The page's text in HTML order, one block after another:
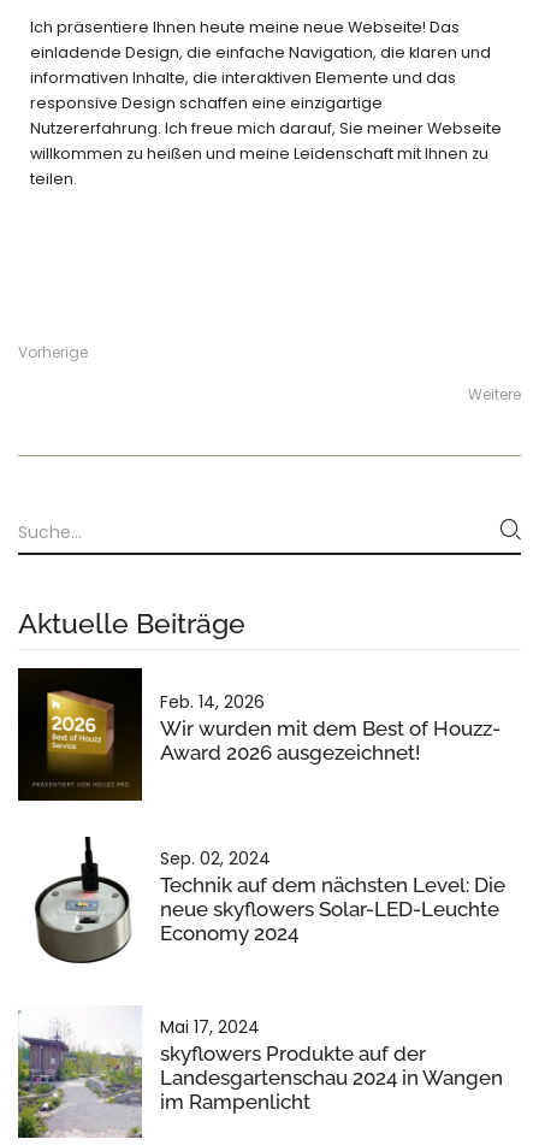
Aktuelle Beiträge
Feb. 14, 2026
Wir wurden mit dem Best of Houzz-
Award 2026 ausgezeichnet!
Sep. 02, 2024
Technik auf dem nächsten Level: Die
neue skyflowers Solar-LED-Leuchte
Economy 2024
Mai 17, 2024
skyflowers Produkte auf der
Landesgartenschau 2024 in Wangen
im Rampenlicht
Ich präsentiere Ihnen heute meine neue Webseite! Das
einladende Design, die einfache Navigation, die klaren und
informativen Inhalte, die interaktiven Elemente und das
responsive Design schaffen eine einzigartige
Nutzererfahrung. Ich freue mich darauf, Sie meiner Webseite
willkommen zu heißen und meine Leidenschaft mit Ihnen zu
teilen.
Vorherige
Weitere